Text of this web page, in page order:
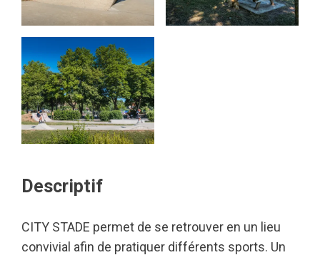
Descriptif
CITY STADE permet de se retrouver en un lieu
convivial afin de pratiquer différents sports. Un